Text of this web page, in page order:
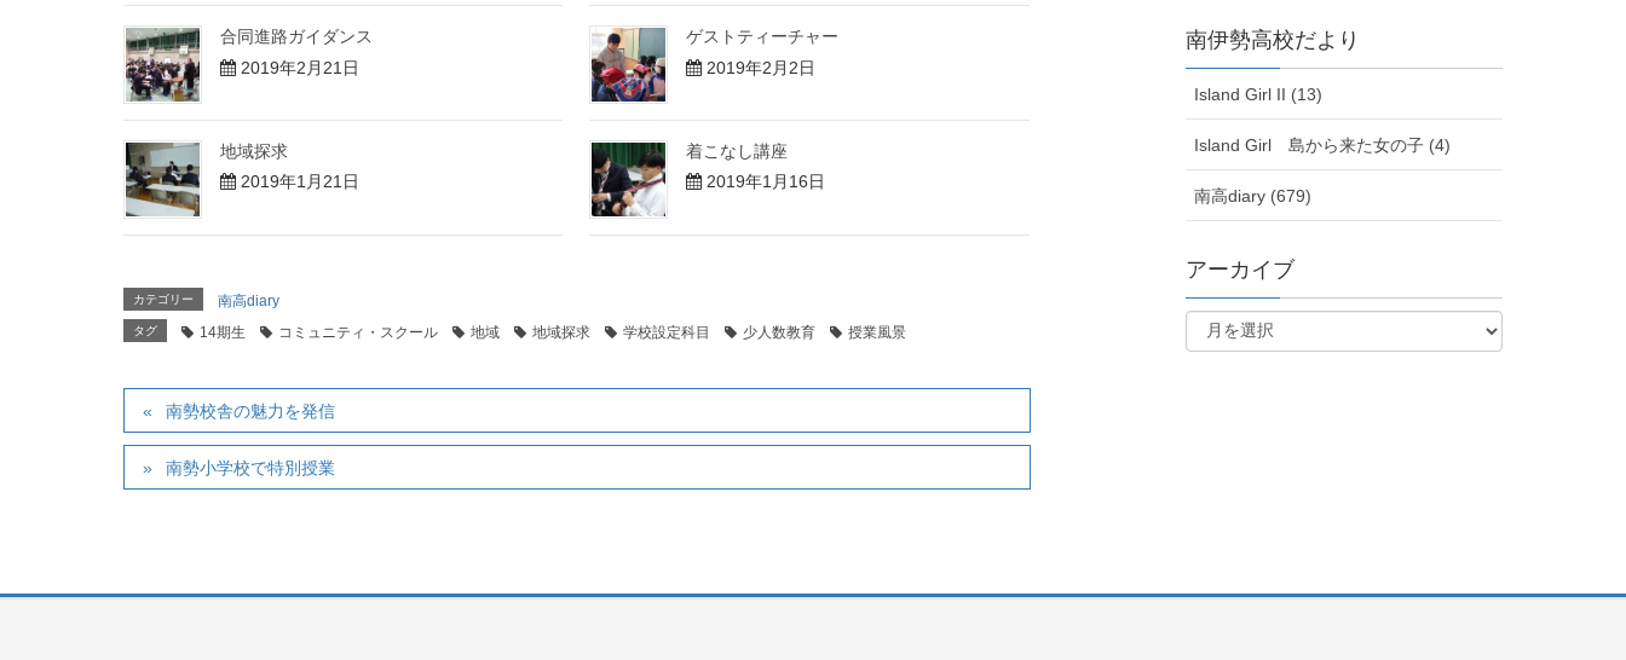
合同進路ガイダンス
2019年2月21日
ゲストティーチャー
2019年2月2日
地域探求
2019年1月21日
着こなし講座
2019年1月16日
カテゴリー 南高diary
タグ 14期生 コミュニティ・スクール 地域 地域探求 学校設定科目 少人数教育 授業風景
南勢校舎の魅力を発信
南勢小学校で特別授業
南伊勢高校だより
Island Girl II (13)
Island Girl 島から来た女の子 (4)
南高diary (679)
アーカイブ